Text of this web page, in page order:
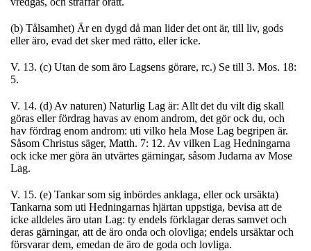
(b) Tålsamhet) Är en dygd då man lider det ont är, till liv, gods
eller äro, evad det sker med rätto, eller icke.
V. 13. (c) Utan de som äro Lagsens görare, rc.) Se till 3. Mos. 18:
5.
V. 14. (d) Av naturen) Naturlig Lag är: Allt det du vilt dig skall
göras eller fördrag havas av enom androm, det gör ock du, och
hav fördrag enom androm: uti vilko hela Mose Lag begripen är.
Såsom Christus säger, Matth. 7: 12. Av vilken Lag Hedningarna
ock icke mer göra än utvärtes gärningar, såsom Judarna av Mose
Lag.
V. 15. (e) Tankar som sig inbördes anklaga, eller ock ursäkta)
Tankarna som uti Hedningarnas hjärtan uppstiga, bevisa att de
icke alldeles äro utan Lag: ty endels förklagar deras samvet och
deras gärningar, att de äro onda och olovliga; endels ursäktar och
försvarar dem, emedan de äro de goda och lovliga.